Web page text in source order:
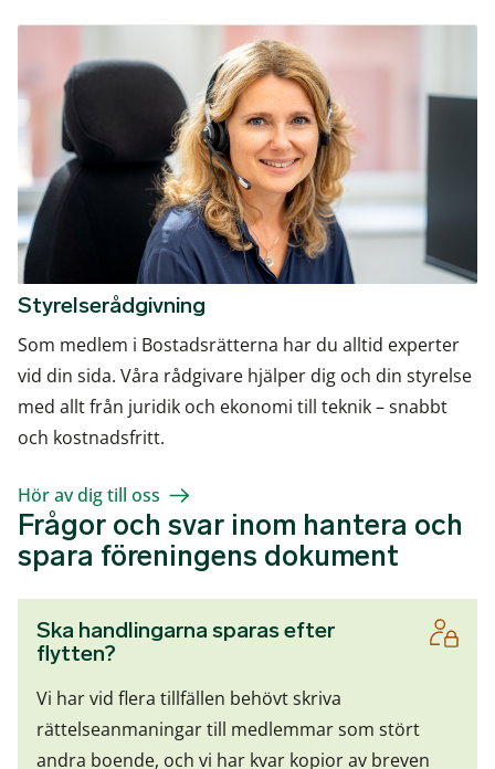
Styrelserådgivning
Som medlem i Bostadsrätterna har du alltid experter
vid din sida. Våra rådgivare hjälper dig och din styrelse
med allt från juridik och ekonomi till teknik – snabbt
och kostnadsfritt.
Hör av dig till oss
Frågor och svar inom hantera och
spara föreningens dokument
Ska handlingarna sparas efter
flytten?
Vi har vid flera tillfällen behövt skriva
rättelseanmaningar till medlemmar som stört
andra boende, och vi har kvar kopior av breven